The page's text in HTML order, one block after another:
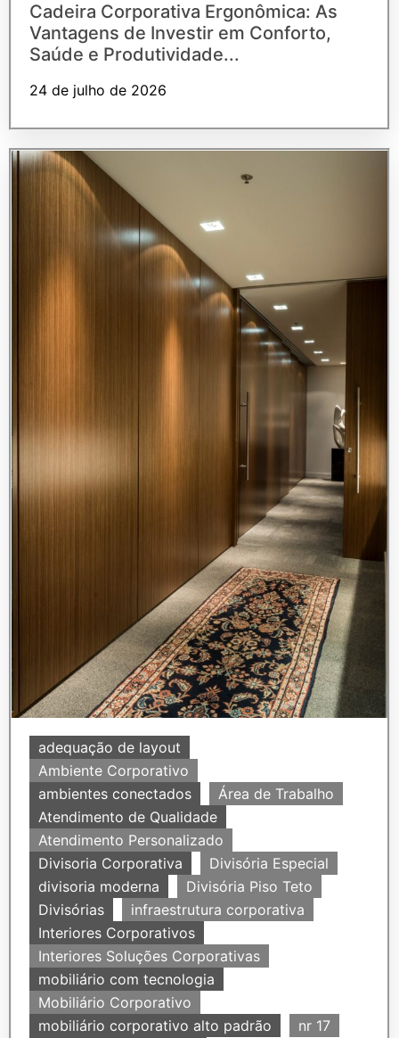
Cadeira Corporativa Ergonômica: As
Vantagens de Investir em Conforto,
Saúde e Produtividade...
24 de julho de 2026
adequação de layout
Ambiente Corporativo
ambientes conectados
Área de Trabalho
Atendimento de Qualidade
Atendimento Personalizado
Divisoria Corporativa
Divisória Especial
divisoria moderna
Divisória Piso Teto
Divisórias
infraestrutura corporativa
Interiores Corporativos
Interiores Soluções Corporativas
mobiliário com tecnologia
Mobiliário Corporativo
mobiliário corporativo alto padrão
nr 17